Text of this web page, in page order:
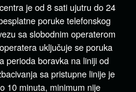
je od 8 sati ujutru do 24
poruke telefonskog
sa slobodnim operaterom
uključuje se poruka
perioda boravka na liniji od
sa pristupne linije je
10 minuta, minimum nije